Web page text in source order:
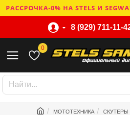
РАССРОЧКА-0% НА STELS И
8 (929) 711-11-
0
МОТОТЕХНИКА СКУТЕРЫ